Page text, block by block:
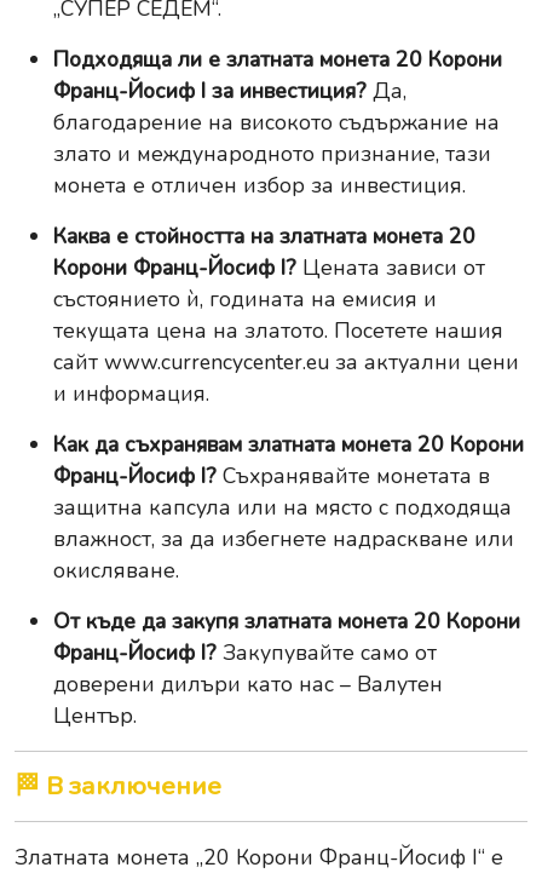
„СУПЕР СЕДЕМ“.
Подходяща ли е златната монета 20 Корони
Франц-Йосиф I за инвестиция? Да,
благодарение на високото съдържание на
злато и международното признание, тази
монета е отличен избор за инвестиция.
Каква е стойността на златната монета 20
Корони Франц-Йосиф I? Цената зависи от
състоянието ѝ, годината на емисия и
текущата цена на златото. Посетете нашия
сайт www.currencycenter.eu за актуални цени
и информация.
Как да съхранявам златната монета 20 Корони
Франц-Йосиф I? Съхранявайте монетата в
защитна капсула или на място с подходяща
влажност, за да избегнете надраскване или
окисляване.
От къде да закупя златната монета 20 Корони
Франц-Йосиф I? Закупувайте само от
доверени дилъри като нас – Валутен
Център.
🏁 В заключение
Златната монета „20 Корони Франц-Йосиф I“ е